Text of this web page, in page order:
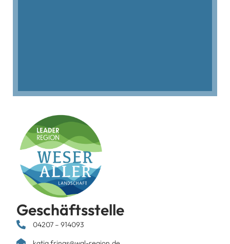
Geschäftsstelle
04207 – 914093